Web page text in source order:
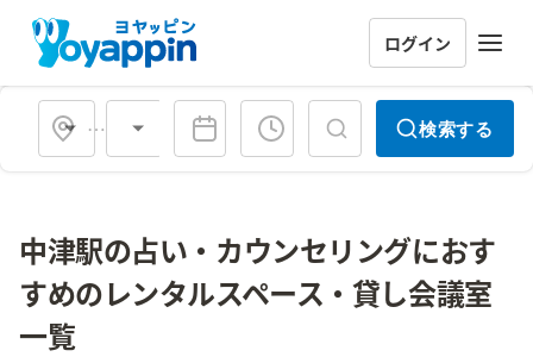
ログイン
会場タイプ 検索する
中津駅の占い・カウンセリングにおす
すめのレンタルスペース・貸し会議室
一覧